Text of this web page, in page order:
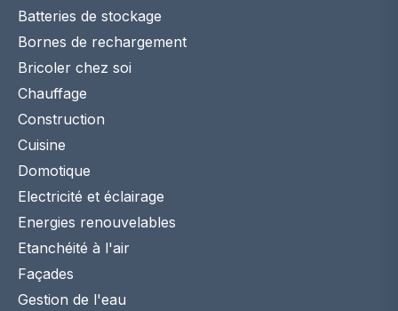
Batteries de stockage
Bornes de rechargement
Bricoler chez soi
Chauffage
Construction
Cuisine
Domotique
Electricité et éclairage
Energies renouvelables
Etanchéité à l'air
Façades
Gestion de l'eau